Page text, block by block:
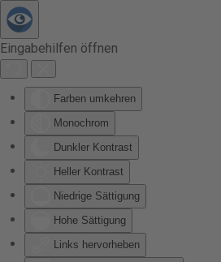
Eingabehilfen öffnen
Farben umkehren
Monochrom
Dunkler Kontrast
Heller Kontrast
Niedrige Sättigung
Hohe Sättigung
Links hervorheben
Zum Hauptinhalt springen